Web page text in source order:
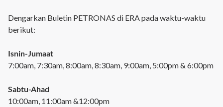
Dengarkan Buletin PETRONAS di ERA pada waktu-waktu
berikut:
Isnin-Jumaat
7:00am, 7:30am, 8:00am, 8:30am, 9:00am, 5:00pm & 6:00pm
Sabtu-Ahad
10:00am, 11:00am &12:00pm